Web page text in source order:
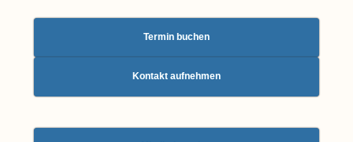
Termin buchen
Kontakt aufnehmen